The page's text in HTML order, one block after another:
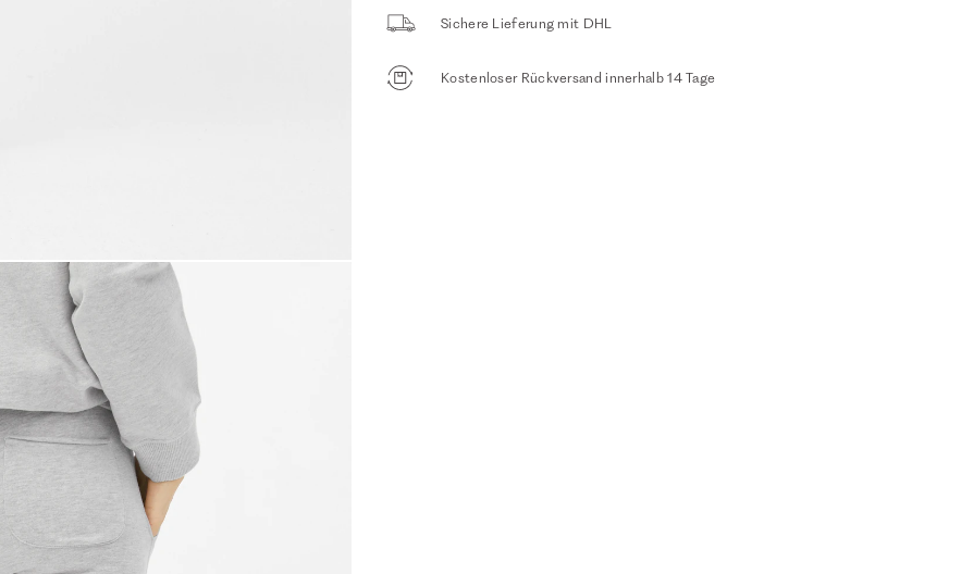
Sichere Lieferung mit DHL
Kostenloser Rückversand innerhalb 14 Tage